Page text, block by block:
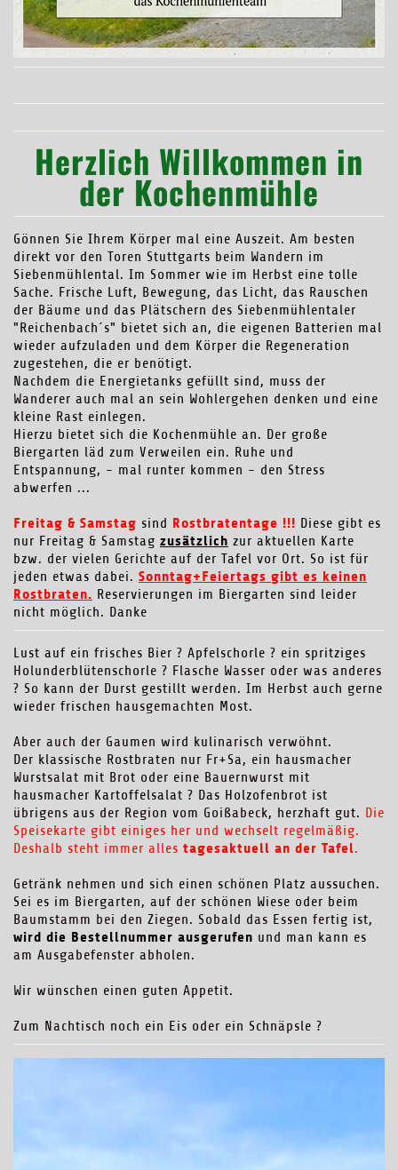
Herzlich Willkommen in
der Kochenmühle
Gönnen Sie Ihrem Körper mal eine Auszeit. Am besten
direkt vor den Toren Stuttgarts beim Wandern im
Siebenmühlental. Im Sommer wie im Herbst eine tolle
Sache. Frische Luft, Bewegung, das Licht, das Rauschen
der Bäume und das Plätschern des Siebenmühlentaler
"Reichenbach´s" bietet sich an, die eigenen Batterien mal
wieder aufzuladen und dem Körper die Regeneration
zugestehen, die er benötigt.
Nachdem die Energietanks gefüllt sind, muss der
Wanderer auch mal an sein Wohlergehen denken und eine
kleine Rast einlegen.
Hierzu bietet sich die Kochenmühle an. Der große
Biergarten läd zum Verweilen ein. Ruhe und
Entspannung, - mal runter kommen - den Stress
abwerfen ...
Freitag & Samstag sind Rostbratentage !!! Diese gibt es
nur Freitag & Samstag zusätzlich zur aktuellen Karte
bzw. der vielen Gerichte auf der Tafel vor Ort. So ist für
jeden etwas dabei. Sonntag+Feiertags gibt es keinen
Rostbraten. Reservierungen im Biergarten sind leider
nicht möglich. Danke
Lust auf ein frisches Bier ? Apfelschorle ? ein spritziges
Holunderblütenschorle ? Flasche Wasser oder was anderes
? So kann der Durst gestillt werden. Im Herbst auch gerne
wieder frischen hausgemachten Most.
Aber auch der Gaumen wird kulinarisch verwöhnt.
Der klassische Rostbraten nur Fr+Sa, ein hausmacher
Wurstsalat mit Brot oder eine Bauernwurst mit
hausmacher Kartoffelsalat ? Das Holzofenbrot ist
übrigens aus der Region vom Goißabeck, herzhaft gut. Die
Speisekarte gibt einiges her und wechselt regelmäßig.
Deshalb steht immer alles tagesaktuell an der Tafel.
Getränk nehmen und sich einen schönen Platz aussuchen.
Sei es im Biergarten, auf der schönen Wiese oder beim
Baumstamm bei den Ziegen. Sobald das Essen fertig ist,
wird die Bestellnummer ausgerufen und man kann es
am Ausgabefenster abholen.
Wir wünschen einen guten Appetit.
Zum Nachtisch noch ein Eis oder ein Schnäpsle ?